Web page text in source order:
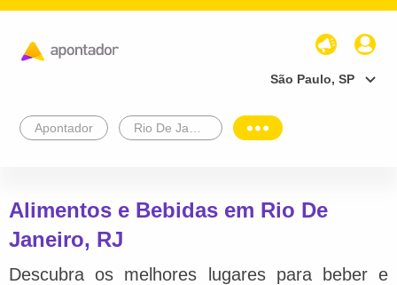
São Paulo, SP
Apontador
Alimentos e Bebidas em Rio De
Janeiro, RJ
Descubra os melhores lugares para beber e